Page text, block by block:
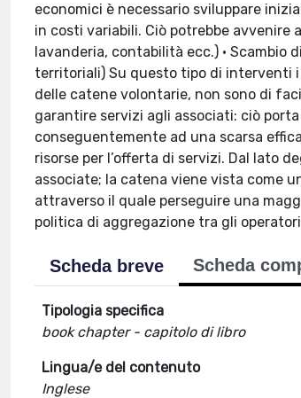
economici è necessario sviluppare
in costi variabili. Ciò potrebbe
lavanderia, contabilità ecc.) • Scambio
territoriali) Su questo tipo di interventi
delle catene volontarie, non sono di
garantire servizi agli associati: ciò
conseguentemente ad una scarsa
risorse per l’offerta di servizi. Dal lato
associate; la catena viene vista come
attraverso il quale perseguire una
politica di aggregazione tra gli
Scheda breve Scheda
Tipologia specifica
book chapter - capitolo di libro
Lingua/e del contenuto
Inglese